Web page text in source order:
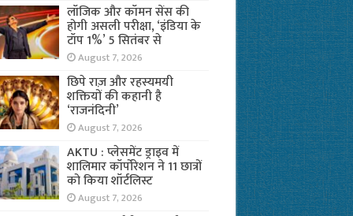
लॉजिक और कॉमन सेंस की
होगी असली परीक्षा, ‘इंडिया के
टॉप 1%’ 5 सितंबर से
August 7, 2026
छिपे राज़ और रहस्यमयी
शक्तियों की कहानी है
‘राजनंदिनी’
August 7, 2026
AKTU : प्लेसमेंट ड्राइव में
शालिमार कॉर्पोरेशन ने 11 छात्रों
को किया शॉर्टलिस्ट
August 7, 2026